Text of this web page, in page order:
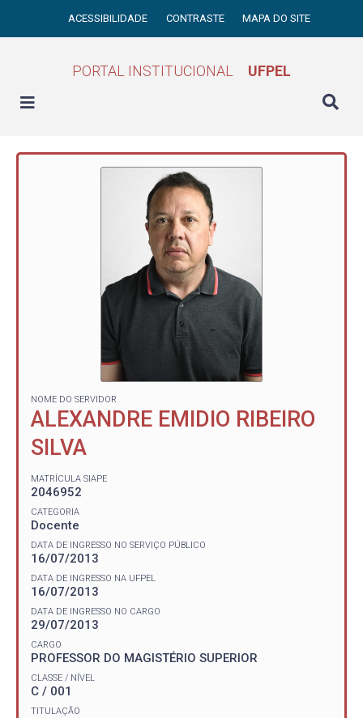
ACESSIBILIDADE CONTRASTE MAPA DO SITE
PORTAL INSTITUCIONAL UFPEL
NOME DO SERVIDOR
ALEXANDRE EMIDIO RIBEIRO
SILVA
MATRÍCULA SIAPE
2046952
CATEGORIA
Docente
DATA DE INGRESSO NO SERVIÇO PÚBLICO
16/07/2013
DATA DE INGRESSO NA UFPEL
16/07/2013
DATA DE INGRESSO NO CARGO
29/07/2013
CARGO
PROFESSOR DO MAGISTÉRIO SUPERIOR
CLASSE / NÍVEL
C / 001
TITULAÇÃO